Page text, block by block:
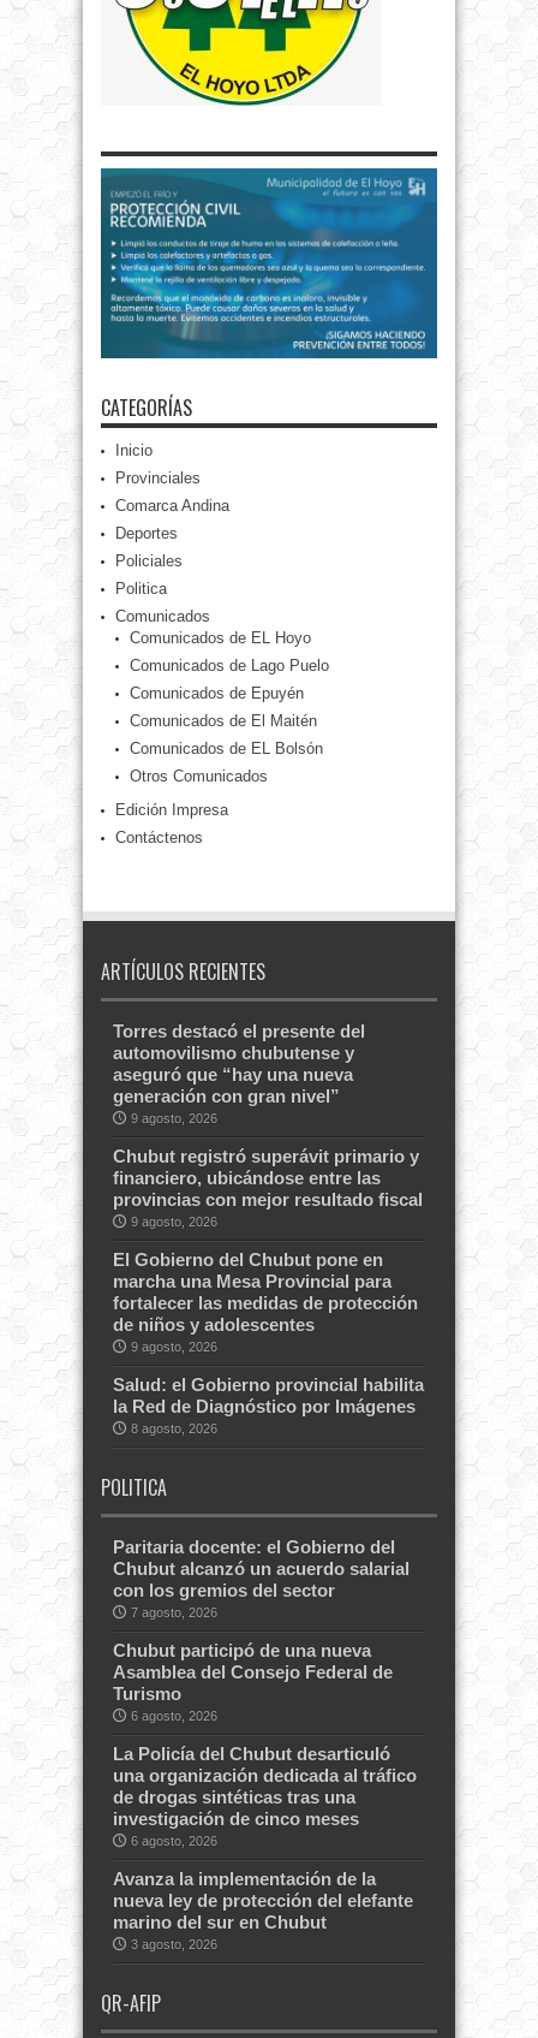
CATEGORÍAS
Inicio
Provinciales
Comarca Andina
Deportes
Policiales
Politica
Comunicados
Comunicados de EL Hoyo
Comunicados de Lago Puelo
Comunicados de Epuyén
Comunicados de El Maitén
Comunicados de EL Bolsón
Otros Comunicados
Edición Impresa
Contáctenos
ARTÍCULOS RECIENTES
Torres destacó el presente del
automovilismo chubutense y
aseguró que “hay una nueva
generación con gran nivel”
9 agosto, 2026
Chubut registró superávit primario y
financiero, ubicándose entre las
provincias con mejor resultado fiscal
9 agosto, 2026
El Gobierno del Chubut pone en
marcha una Mesa Provincial para
fortalecer las medidas de protección
de niños y adolescentes
9 agosto, 2026
Salud: el Gobierno provincial habilita
la Red de Diagnóstico por Imágenes
8 agosto, 2026
POLITICA
Paritaria docente: el Gobierno del
Chubut alcanzó un acuerdo salarial
con los gremios del sector
7 agosto, 2026
Chubut participó de una nueva
Asamblea del Consejo Federal de
Turismo
6 agosto, 2026
La Policía del Chubut desarticuló
una organización dedicada al tráfico
de drogas sintéticas tras una
investigación de cinco meses
6 agosto, 2026
Avanza la implementación de la
nueva ley de protección del elefante
marino del sur en Chubut
3 agosto, 2026
QR-AFIP